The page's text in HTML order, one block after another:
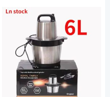
sur